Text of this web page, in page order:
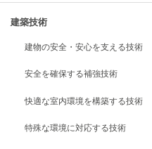
建築技術
建物の安全・安心を支える技術
安全を確保する補強技術
快適な室内環境を構築する技術
特殊な環境に対応する技術